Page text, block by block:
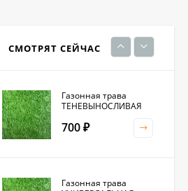
СМОТРЯТ СЕЙЧАС
230
Газонная трава
ТЕНЕВЫНОСЛИВАЯ
700 ₽
Газонная трава